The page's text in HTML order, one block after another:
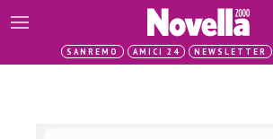
SANREMO AMICI 24 NEWSLETTER